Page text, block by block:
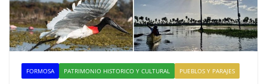
FORMOSA PATRIMONIO HISTORICO Y CULTURAL PUEBLOS Y PARAJES